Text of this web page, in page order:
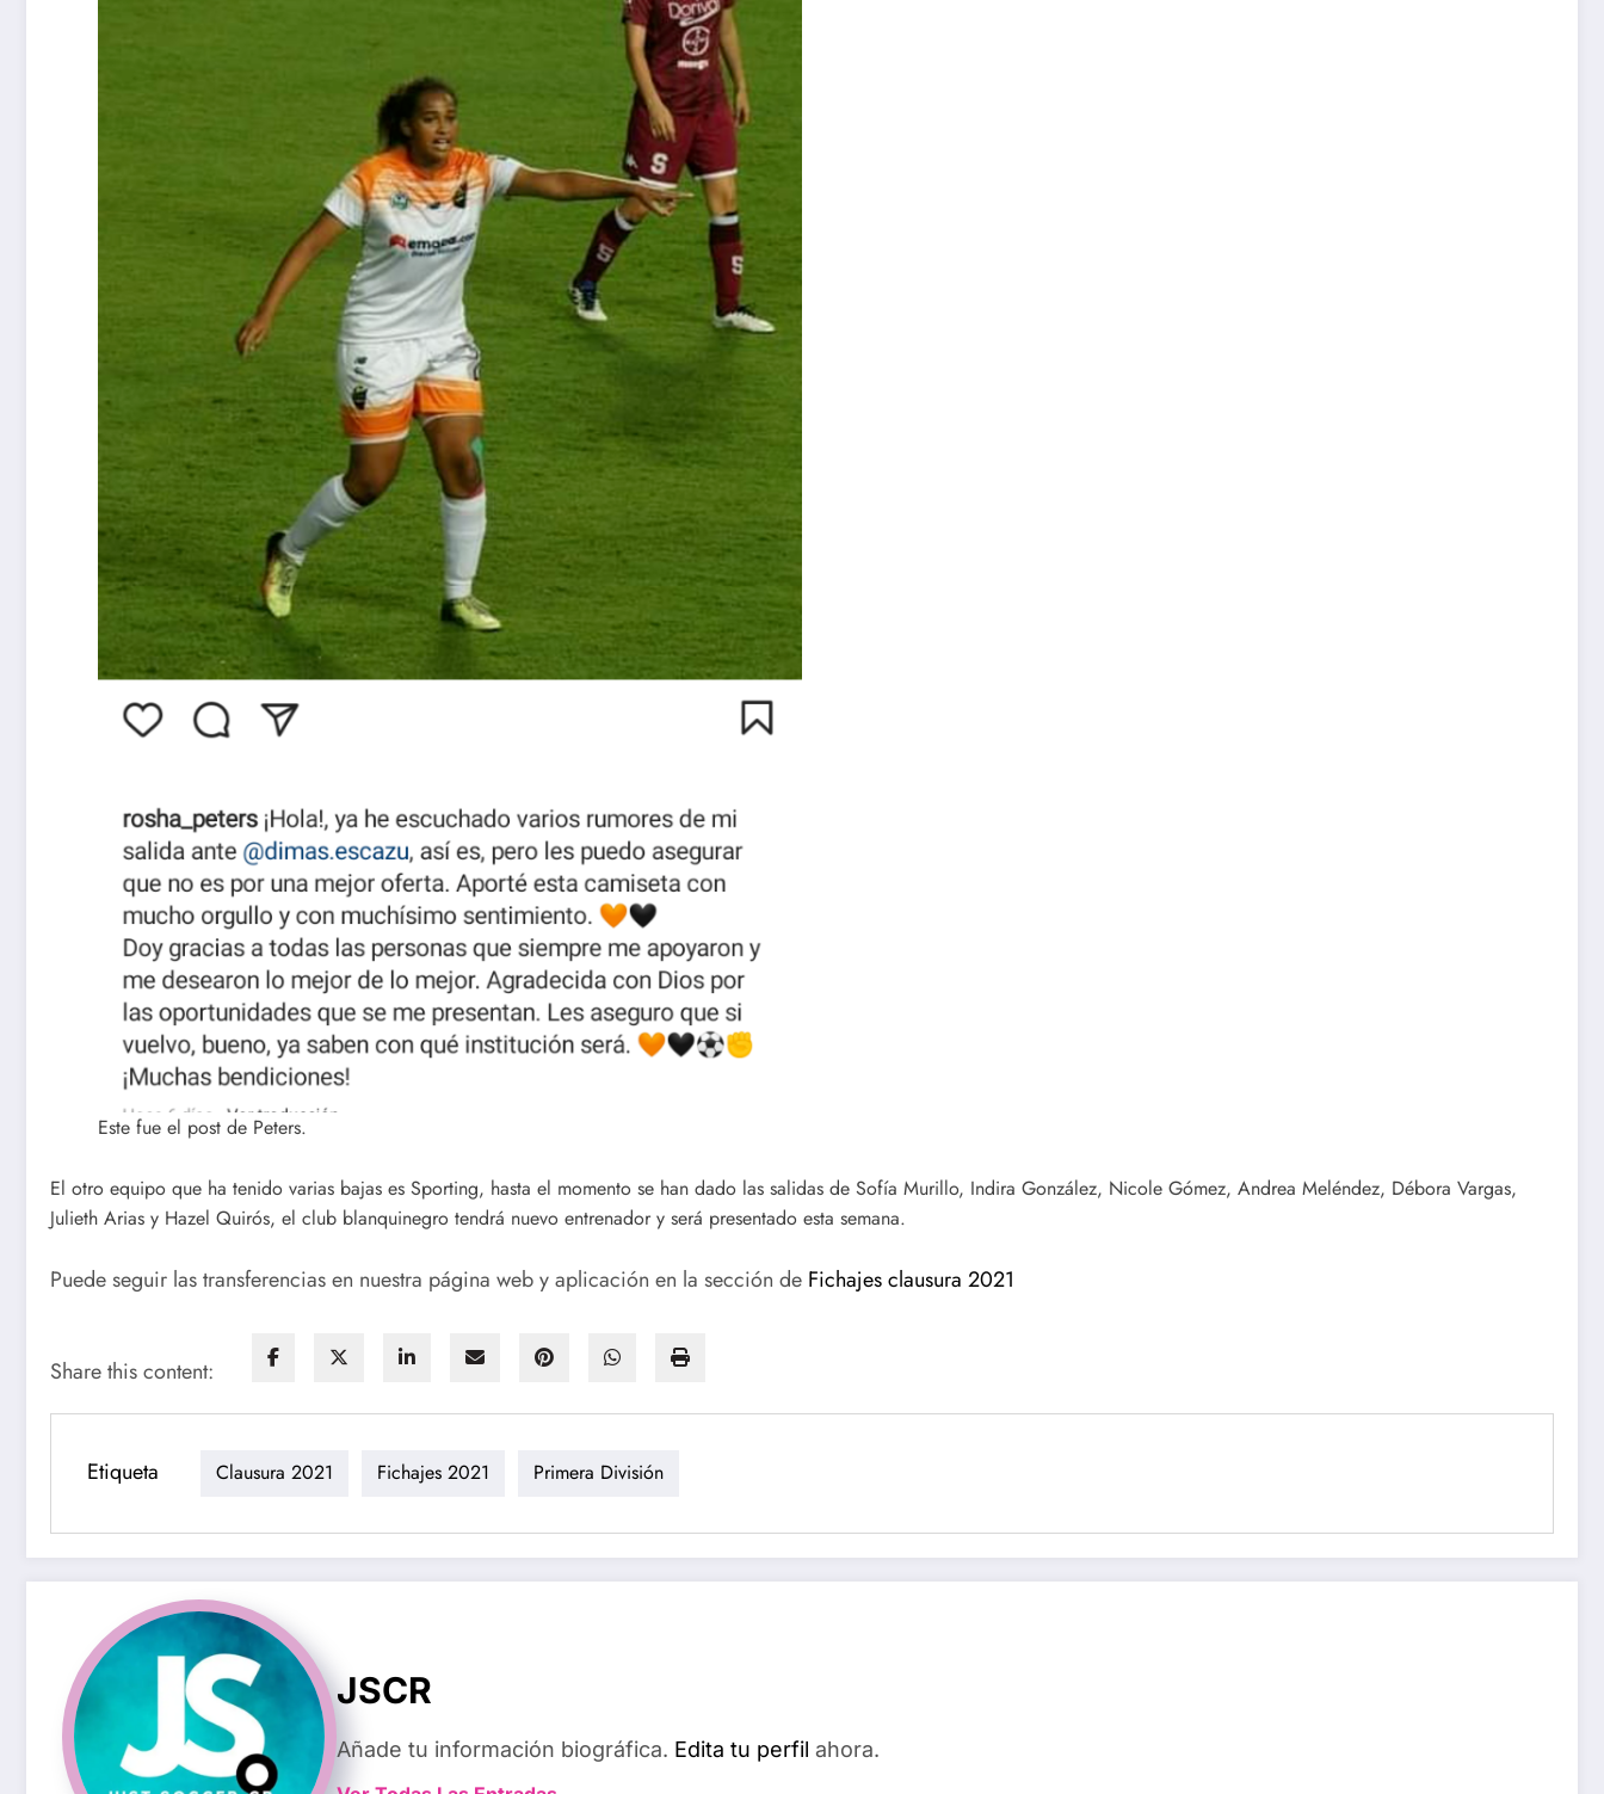
Este fue el post de Peters.
El otro equipo que ha tenido varias bajas es Sporting, hasta el momento se han dado las salidas de Sofía Murillo, Indira González, Nicole Gómez, Andrea Meléndez, Débora Vargas,
Julieth Arias y Hazel Quirós, el club blanquinegro tendrá nuevo entrenador y será presentado esta semana.
Puede seguir las transferencias en nuestra página web y aplicación en la sección de Fichajes clausura 2021
Share this content:
Etiqueta Clausura 2021 Fichajes 2021 Primera División
JSCR
Añade tu información biográfica. Edita tu perfil ahora.